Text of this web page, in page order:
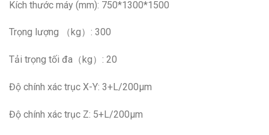
Kích thước máy (mm): 750*1300*1500
Trọng lượng （kg）: 300
Tải trọng tối đa（kg）: 20
Độ chính xác trục X-Y: 3+L/200µm
Độ chính xác trục Z: 5+L/200µm